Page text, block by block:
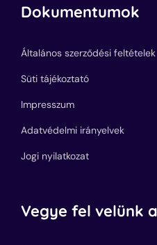
Dokumentumok
Általános szerződési feltételek
Süti tájékoztató
Impresszum
Adatvédelmi irányelvek
Jogi nyilatkozat
Vegye fel velünk